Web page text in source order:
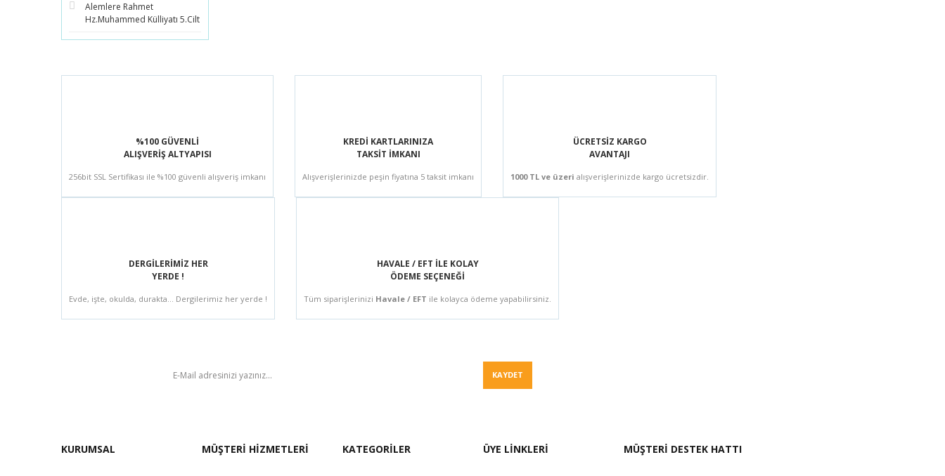
Alemlere Rahmet
Hz.Muhammed Külliyatı 5.Cilt
%100 GÜVENLİ
ALIŞVERİŞ ALTYAPISI
256bit SSL Sertifikası ile %100 güvenli alışveriş imkanı
KREDİ KARTLARINIZA
TAKSİT İMKANI
Alışverişlerinizde peşin fiyatına 5 taksit imkanı
ÜCRETSİZ KARGO
AVANTAJI
1000 TL ve üzeri alışverişlerinizde kargo ücretsizdir.
DERGİLERİMİZ HER
YERDE !
Evde, işte, okulda, durakta... Dergilerimiz her yerde !
HAVALE / EFT İLE KOLAY
ÖDEME SEÇENEĞİ
Tüm siparişlerinizi Havale / EFT ile kolayca ödeme yapabilirsiniz.
KAYDET
KURUMSAL MÜŞTERİ HİZMETLERİ KATEGORİLER ÜYE LİNKLERİ MÜŞTERİ DESTEK HATTI